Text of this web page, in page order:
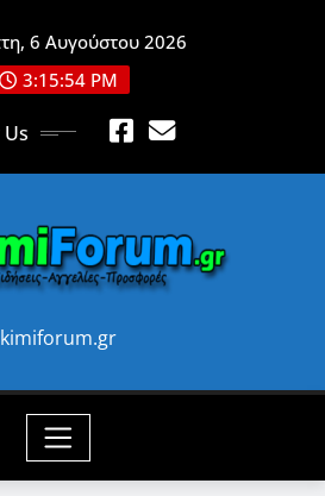
6 Αυγούστου 2026
3:15:56 PM
kimiforum.gr